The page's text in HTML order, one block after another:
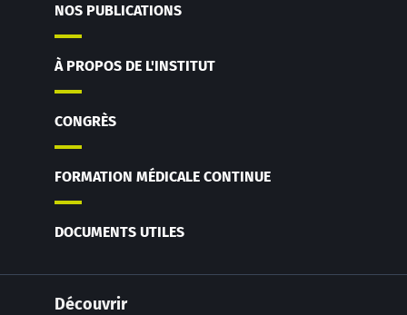
NOS PUBLICATIONS
À PROPOS DE L'INSTITUT
CONGRÈS
FORMATION MÉDICALE CONTINUE
DOCUMENTS UTILES
Découvrir